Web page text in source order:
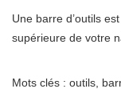
Une barre d’outils
supérieure de votre
Mots clés : outils,